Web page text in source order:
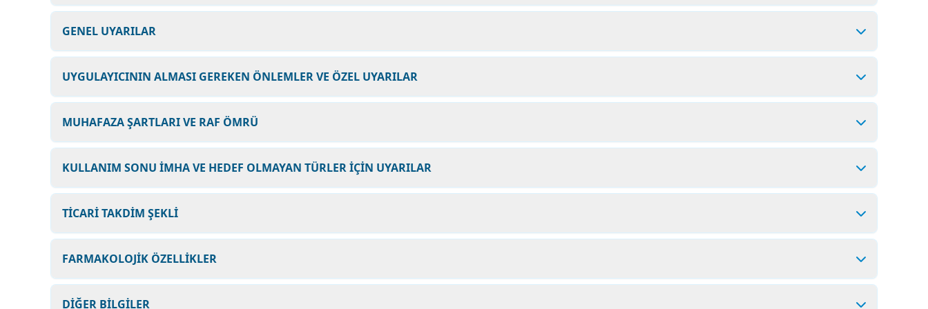
GENEL UYARILAR
UYGULAYICININ ALMASI GEREKEN ÖNLEMLER VE ÖZEL UYARILAR
MUHAFAZA ŞARTLARI VE RAF ÖMRÜ
KULLANIM SONU İMHA VE HEDEF OLMAYAN TÜRLER İÇİN UYARILAR
TİCARİ TAKDİM ŞEKLİ
FARMAKOLOJİK ÖZELLİKLER
DİĞER BİLGİLER